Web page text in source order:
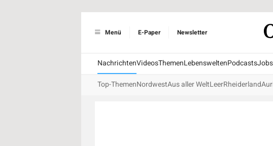
Menü E-Paper Newsletter
NachrichtenVideosThemenLebensweltenPodcastsJobs
Top-ThemenNordwestAus aller WeltLeerRheiderland